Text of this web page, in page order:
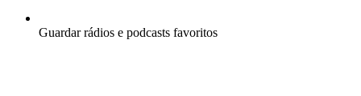
Guardar rádios e podcasts favoritos